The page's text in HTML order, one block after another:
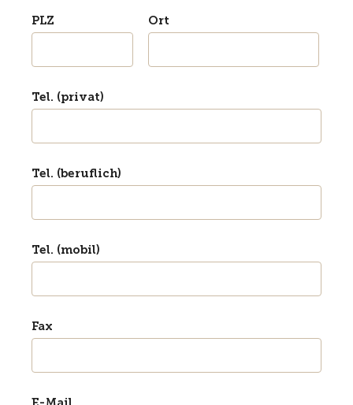
PLZ Ort
Tel. (privat)
Tel. (beruflich)
Tel. (mobil)
Fax